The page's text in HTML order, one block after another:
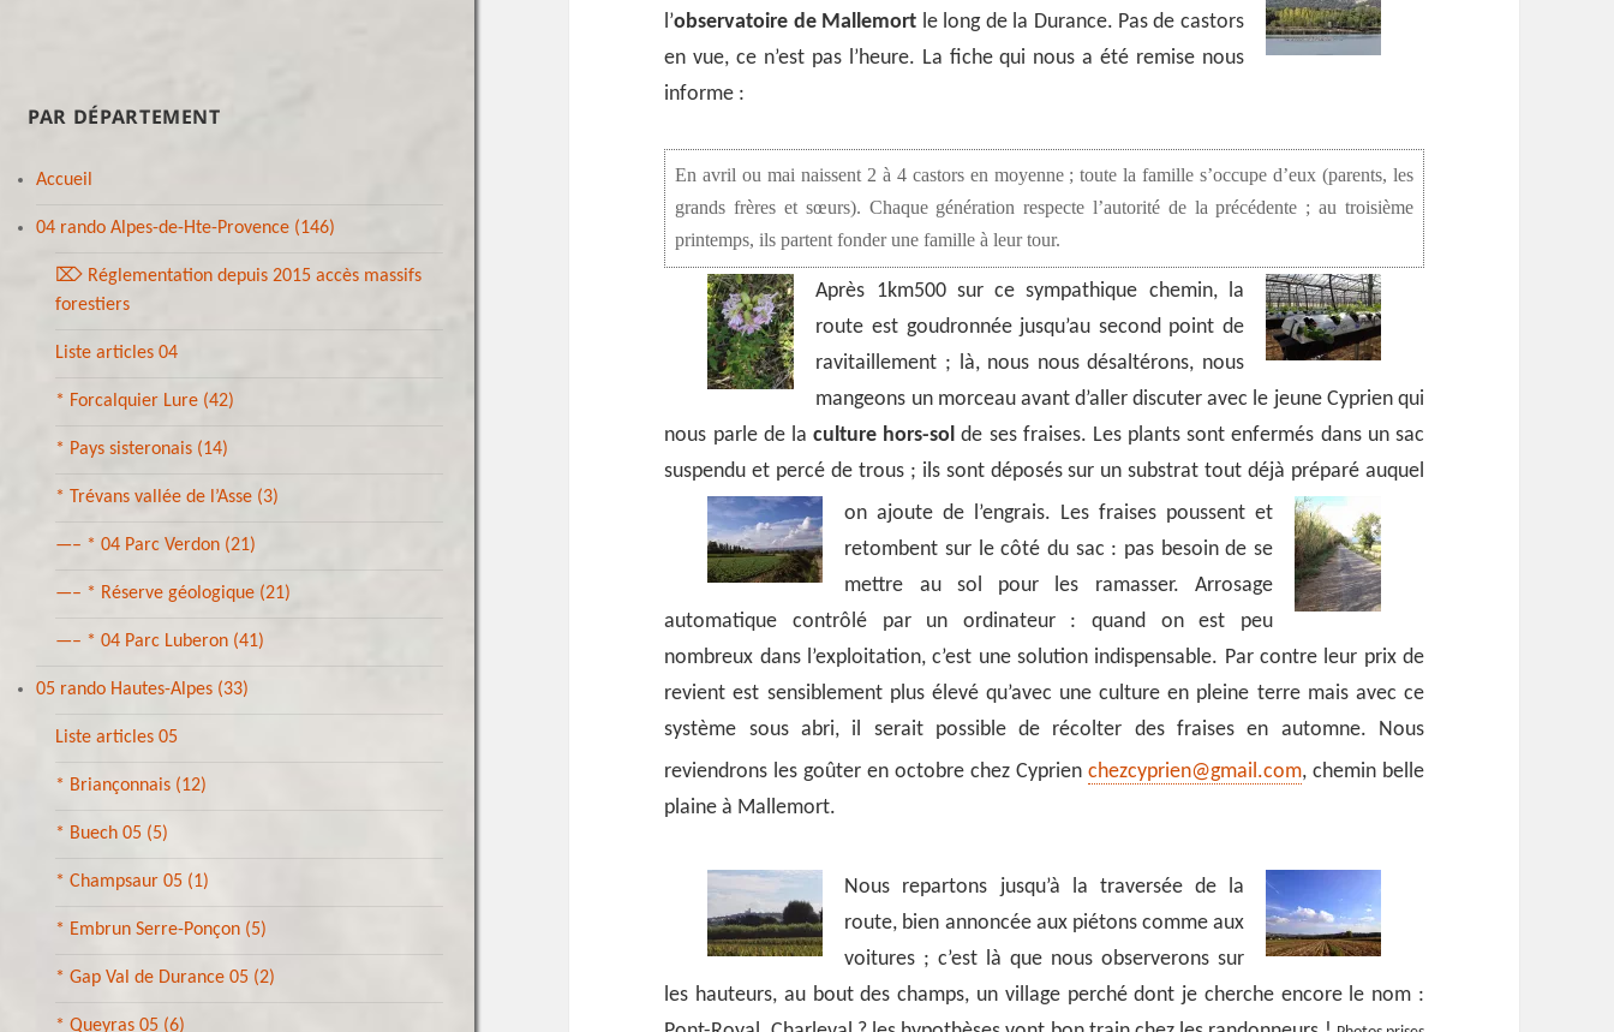
PAR DÉPARTEMENT
Accueil
04 rando Alpes-de-Hte-Provence (146)
⌦ Réglementation depuis 2015 accès massifs
forestiers
Liste articles 04
* Forcalquier Lure (42)
* Pays sisteronais (14)
* Trévans vallée de l’Asse (3)
—– * 04 Parc Verdon (21)
—– * Réserve géologique (21)
—– * 04 Parc Luberon (41)
05 rando Hautes-Alpes (33)
Liste articles 05
* Briançonnais (12)
* Buech 05 (5)
* Champsaur 05 (1)
* Embrun Serre-Ponçon (5)
* Gap Val de Durance 05 (2)
* Queyras 05 (6)
l’observatoire de Mallemort le long de la Durance. Pas de castors
en vue, ce n’est pas l’heure. La fiche qui nous a été remise nous
informe :
En avril ou mai naissent 2 à 4 castors en moyenne ; toute la famille s’occupe d’eux (parents, les
grands frères et sœurs). Chaque génération respecte l’autorité de la précédente ; au troisième
printemps, ils partent fonder une famille à leur tour.
Après 1km500 sur ce sympathique chemin, la
route est goudronnée jusqu’au second point de
ravitaillement ; là, nous nous désaltérons, nous
mangeons un morceau avant d’aller discuter avec le jeune Cyprien qui
nous parle de laculture hors-sol de ses fraises. Les plants sont enfermés dans un sac
suspendu et percé de trous ; ils sont déposés sur un substrat tout déjà préparé auquel
on ajoute de l’engrais. Les fraises poussent et
retombent sur le côté du sac : pas besoin de se
mettre au sol pour les ramasser. Arrosage
automatique contrôlé par un ordinateur : quand on est peu
nombreux dans l’exploitation, c’est une solution indispensable. Par contre leur prix de
revient est sensiblement plus élevé qu’avec une culture en pleine terre mais avec ce
système sous abri, il serait possible de récolter des fraises en automne. Nous
reviendrons les goûter en octobre chez Cyprien chezcyprien@gmail.com, chemin belle
plaine à Mallemort.
Nous repartons jusqu’à la traversée de la
route, bien annoncée aux piétons comme aux
voitures ; c’est là que nous observerons sur
les hauteurs, au bout des champs, un village perché dont je cherche encore le nom :